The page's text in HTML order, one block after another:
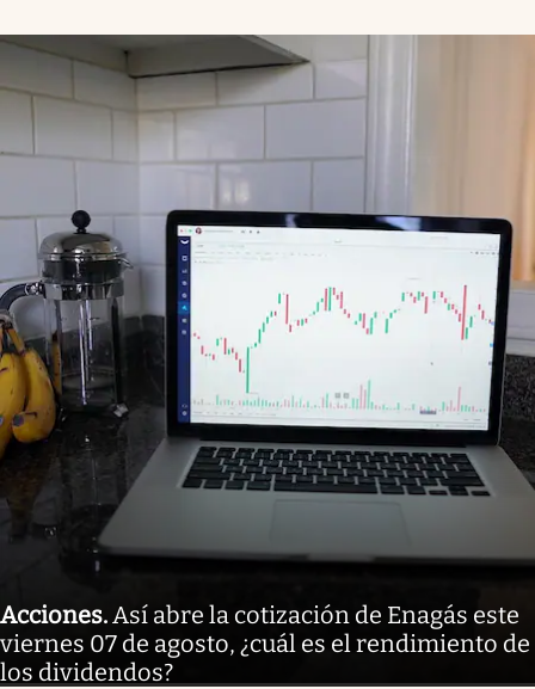
Acciones.Así abre la cotización de Enagás este
viernes 07 de agosto, ¿cuál es el rendimiento de
los dividendos?